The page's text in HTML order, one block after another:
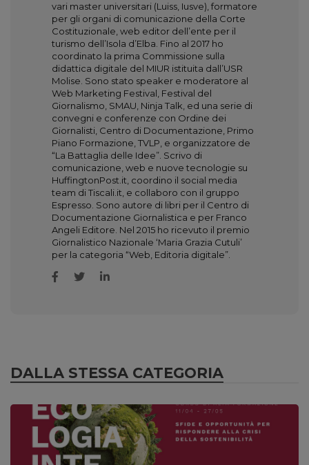
vari master universitari (Luiss, Iusve), formatore
per gli organi di comunicazione della Corte
Costituzionale, web editor dell’ente per il
turismo dell’Isola d’Elba. Fino al 2017 ho
coordinato la prima Commissione sulla
didattica digitale del MIUR istituita dall’USR
Molise. Sono stato speaker e moderatore al
Web Marketing Festival, Festival del
Giornalismo, SMAU, Ninja Talk, ed una serie di
convegni e conferenze con Ordine dei
Giornalisti, Centro di Documentazione, Primo
Piano Formazione, TVLP, e organizzatore de
“La Battaglia delle Idee”. Scrivo di
comunicazione, web e nuove tecnologie su
HuffingtonPost.it, coordino il social media
team di Tiscali.it, e collaboro con il gruppo
Espresso. Sono autore di libri per il Centro di
Documentazione Giornalistica e per Franco
Angeli Editore. Nel 2015 ho ricevuto il premio
Giornalistico Nazionale ‘Maria Grazia Cutuli’
per la categoria “Web, Editoria digitale”.
DALLA STESSA CATEGORIA